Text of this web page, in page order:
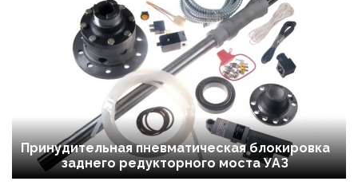
Принудительная пневматическая блокировка
заднего редукторного моста УАЗ